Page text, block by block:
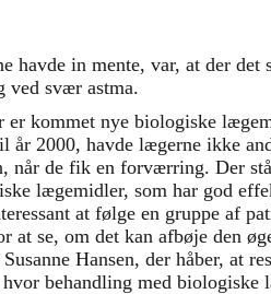
havde in mente, var, at der det
ved svær astma.
er kommet nye biologiske
år 2000, havde lægerne ikke
når de fik en forværring. Der
lægemidler, som har god
at følge en gruppe af
at se, om det kan afbøje den
Hansen, der håber, at
behandling med